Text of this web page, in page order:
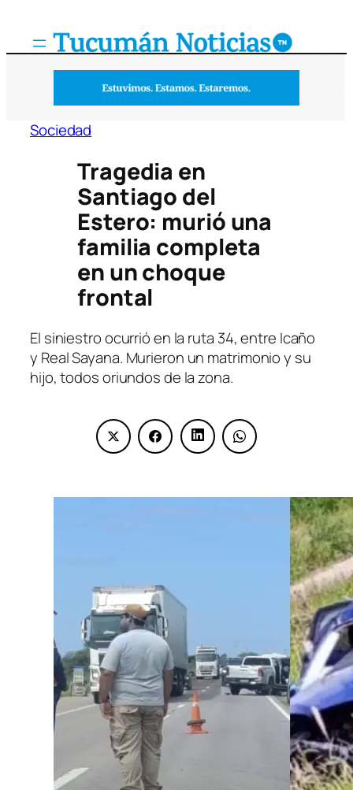
Sociedad
Tragedia en
Santiago del
Estero: murió una
familia completa
en un choque
frontal
El siniestro ocurrió en la ruta 34, entre Icaño
y Real Sayana. Murieron un matrimonio y su
hijo, todos oriundos de la zona.